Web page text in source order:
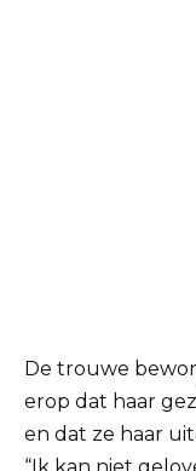
De trouwe
erop dat haar
en dat ze haar
“Ik kan niet